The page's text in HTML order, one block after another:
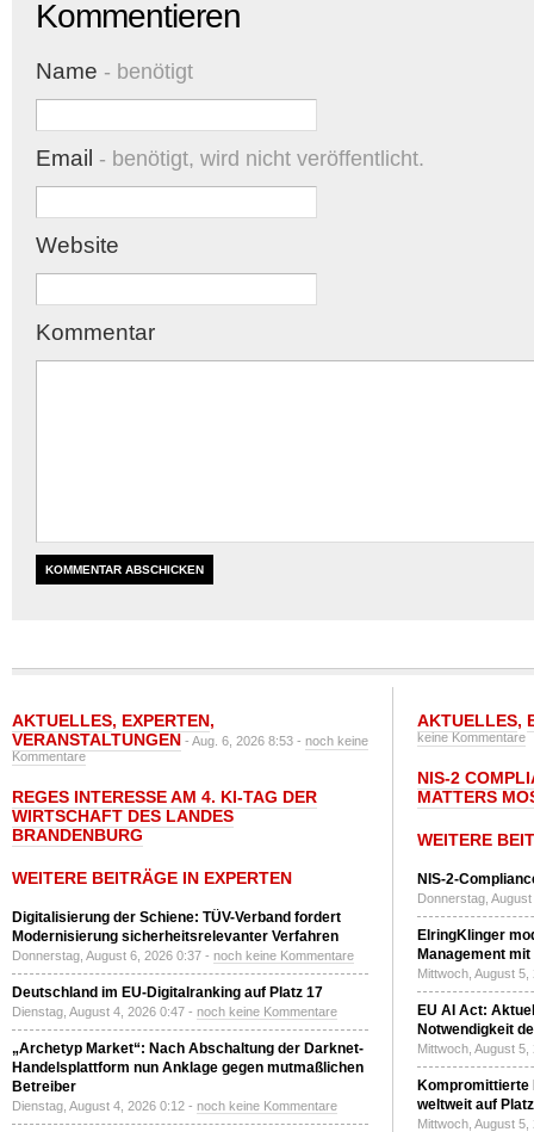
Kommentieren
Name - benötigt
Email - benötigt, wird nicht veröffentlicht.
Website
Kommentar
AKTUELLES, EXPERTEN,
VERANSTALTUNGEN - Aug. 6, 2026 8:53 - noch keine
Kommentare
REGES INTERESSE AM 4. KI-TAG DER
WIRTSCHAFT DES LANDES
BRANDENBURG
WEITERE BEITRÄGE IN EXPERTEN
Digitalisierung der Schiene: TÜV-Verband fordert
Modernisierung sicherheitsrelevanter Verfahren
Donnerstag, August 6, 2026 0:37 - noch keine Kommentare
Deutschland im EU-Digitalranking auf Platz 17
Dienstag, August 4, 2026 0:47 - noch keine Kommentare
„Archetyp Market“: Nach Abschaltung der Darknet-
Handelsplattform nun Anklage gegen mutmaßlichen
Betreiber
Dienstag, August 4, 2026 0:12 - noch keine Kommentare
AKTUELLES,
keine Kommentare
NIS-2
MATTERS
WEITERE
NIS-2-
Donnerstag,
ElringKlinger
Management
Mittwoch, August
EU AI Act:
Notwendigkeit
Mittwoch, August
Kompromittierte
weltweit auf
Mittwoch, August